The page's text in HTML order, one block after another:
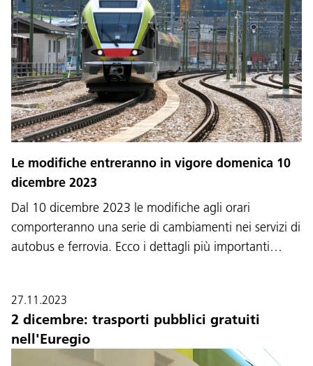
Le modifiche entreranno in vigore domenica 10
dicembre 2023
Dal 10 dicembre 2023 le modifiche agli orari
comporteranno una serie di cambiamenti nei servizi di
autobus e ferrovia. Ecco i dettagli più importanti…
27.11.2023
2 dicembre: trasporti pubblici gratuiti
nell'Euregio